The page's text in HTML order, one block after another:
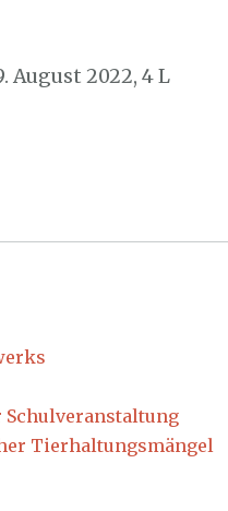
August 2022, 4 L
Schulveranstaltung
Tierhaltungsmängel